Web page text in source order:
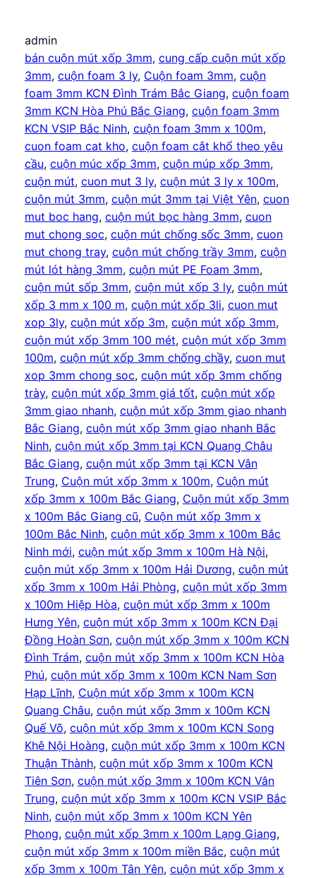
admin
bán cuộn mút xốp 3mm, cung cấp cuộn mút xốp
3mm, cuộn foam 3 ly, Cuộn foam 3mm, cuộn
foam 3mm KCN Đình Trám Bắc Giang, cuộn foam
3mm KCN Hòa Phú Bắc Giang, cuộn foam 3mm
KCN VSIP Bắc Ninh, cuộn foam 3mm x 100m ,
cuon foam cat kho, cuộn foam cắt khổ theo yêu
cầu, cuộn múc xốp 3mm, cuộn múp xốp 3mm ,
cuộn mút, cuon mut 3 ly, cuộn mút 3 ly x 100m ,
cuộn mút 3mm, cuộn mút 3mm tại Việt Yên, cuon
mut boc hang, cuộn mút bọc hàng 3mm, cuon
mut chong soc, cuộn mút chống sốc 3mm, cuon
mut chong tray, cuộn mút chống trầy 3mm, cuộn
mút lót hàng 3mm, cuộn mút PE Foam 3mm ,
cuộn mút sốp 3mm, cuộn mút xốp 3 ly, cuộn mút
xốp 3 mm x 100 m, cuộn mút xốp 3li, cuon mut
xop 3ly, cuộn mút xốp 3m, cuộn mút xốp 3mm ,
cuộn mút xốp 3mm 100 mét, cuộn mút xốp 3mm
100m, cuộn mút xốp 3mm chống chầy, cuon mut
xop 3mm chong soc, cuộn mút xốp 3mm chống
trày, cuộn mút xốp 3mm giá tốt, cuộn mút xốp
3mm giao nhanh, cuộn mút xốp 3mm giao nhanh
Bắc Giang, cuộn mút xốp 3mm giao nhanh Bắc
Ninh, cuộn mút xốp 3mm tại KCN Quang Châu
Bắc Giang, cuộn mút xốp 3mm tại KCN Vân
Trung, Cuộn mút xốp 3mm x 100m, Cuộn mút
xốp 3mm x 100m Bắc Giang, Cuộn mút xốp 3mm
x 100m Bắc Giang cũ, Cuộn mút xốp 3mm x
100m Bắc Ninh, cuộn mút xốp 3mm x 100m Bắc
Ninh mới, cuộn mút xốp 3mm x 100m Hà Nội ,
cuộn mút xốp 3mm x 100m Hải Dương, cuộn mút
xốp 3mm x 100m Hải Phòng, cuộn mút xốp 3mm
x 100m Hiệp Hòa, cuộn mút xốp 3mm x 100m
Hưng Yên, cuộn mút xốp 3mm x 100m KCN Đại
Đồng Hoàn Sơn, cuộn mút xốp 3mm x 100m KCN
Đình Trám, cuộn mút xốp 3mm x 100m KCN Hòa
Phú, cuộn mút xốp 3mm x 100m KCN Nam Sơn
Hạp Lĩnh, Cuộn mút xốp 3mm x 100m KCN
Quang Châu, cuộn mút xốp 3mm x 100m KCN
Quế Võ, cuộn mút xốp 3mm x 100m KCN Song
Khê Nội Hoàng, cuộn mút xốp 3mm x 100m KCN
Thuận Thành, cuộn mút xốp 3mm x 100m KCN
Tiên Sơn, cuộn mút xốp 3mm x 100m KCN Vân
Trung, cuộn mút xốp 3mm x 100m KCN VSIP Bắc
Ninh, cuộn mút xốp 3mm x 100m KCN Yên
Phong, cuộn mút xốp 3mm x 100m Lạng Giang ,
cuộn mút xốp 3mm x 100m miền Bắc, cuộn mút
xốp 3mm x 100m Tân Yên, cuộn mút xốp 3mm x